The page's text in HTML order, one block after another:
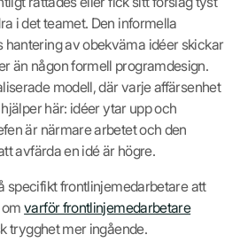
i det teamet. Den informella
hantering av obekväma idéer skickar
än någon formell programdesign.
modell, där varje affärsenhet
här: idéer ytar upp och
är närmare arbetet och den
avfärda en idé är högre.
specifikt frontlinjemedarbetare att
omvarför frontlinjemedarbetare
trygghet mer ingående.